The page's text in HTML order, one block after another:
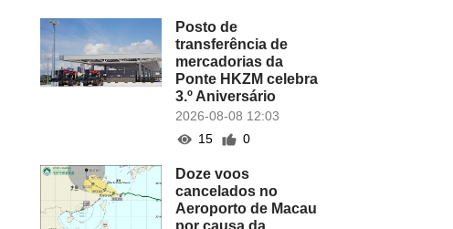
Posto de
transferência de
mercadorias da
Ponte HKZM celebra
3.º Aniversário
2026-08-08 12:03
15
0
Doze voos
cancelados no
Aeroporto de Macau
por causa da